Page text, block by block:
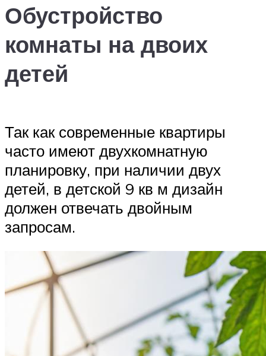
Обустройство
комнаты на двоих
детей
Так как современные квартиры
часто имеют двухкомнатную
планировку, при наличии двух
детей, в детской 9 кв м дизайн
должен отвечать двойным
запросам.